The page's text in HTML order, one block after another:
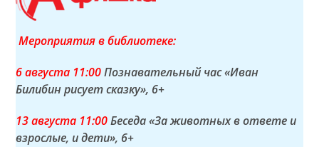
Мероприятия в библиотеке:
6 августа 11:00Познавательный час «Иван
Билибин рисует сказку», 6+
13 августа 11:00Беседа «За животных в ответе и
взрослые, и дети», 6+